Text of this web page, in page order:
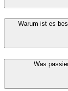
Warum ist es
Was